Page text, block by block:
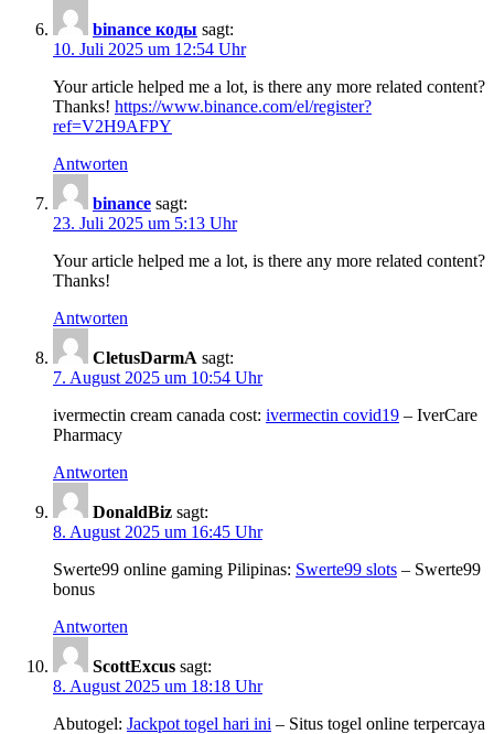
binance коды sagt:
10. Juli 2025 um 12:54 Uhr
Your article helped me a lot, is there any more related content?
Thanks! https://www.binance.com/el/register?
ref=V2H9AFPY
Antworten
binance sagt:
23. Juli 2025 um 5:13 Uhr
Your article helped me a lot, is there any more related content?
Thanks!
Antworten
CletusDarmA sagt:
7. August 2025 um 10:54 Uhr
ivermectin cream canada cost: ivermectin covid19 – IverCare
Pharmacy
Antworten
DonaldBiz sagt:
8. August 2025 um 16:45 Uhr
Swerte99 online gaming Pilipinas: Swerte99 slots – Swerte99
bonus
Antworten
ScottExcus sagt:
8. August 2025 um 18:18 Uhr
Abutogel: Jackpot togel hari ini – Situs togel online terpercaya